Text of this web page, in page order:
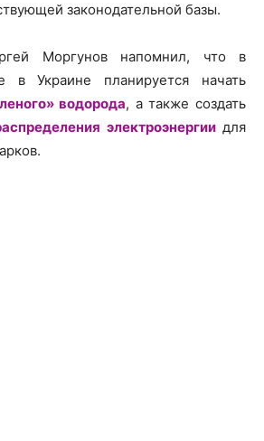
законодательной базы.
Моргунов напомнил, что в
в Украине планируется начать
водорода, а также создать
электроэнергиидля